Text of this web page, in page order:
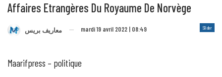
Affaires Etrangères Du Royaume De Norvège
Slider معاريف بريس mardi 19 avril 2022 | 08:49
Maarifpress – politique